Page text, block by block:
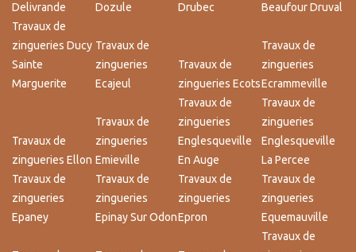
Delivrande
Dozule
Drubec
Beaufour Druval
Travaux de
zingueries Ducy
Sainte
Marguerite
Travaux de
zingueries
Ecajeul
Travaux de
zingueries Ecots
Travaux de
zingueries
Ecrammeville
Travaux de
zingueries Ellon
Travaux de
zingueries
Emieville
Travaux de
zingueries
Englesqueville
En Auge
Travaux de
zingueries
Englesqueville
La Percee
Travaux de
zingueries
Epaney
Travaux de
zingueries
Epinay Sur Odon
Travaux de
zingueries
Epron
Travaux de
zingueries
Equemauville
Travaux de